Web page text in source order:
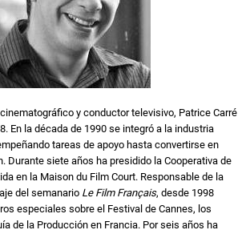
y conductor televisivo, Patrice Carré
En la década de 1990 se integró a la industria
tareas de apoyo hasta convertirse en
Durante siete años ha presidido la Cooperativa de
en la Maison du Film Court. Responsable de la
del semanario Le Film Français, desde 1998
especiales sobre el Festival de Cannes, los
de la Producción en Francia. Por seis años ha